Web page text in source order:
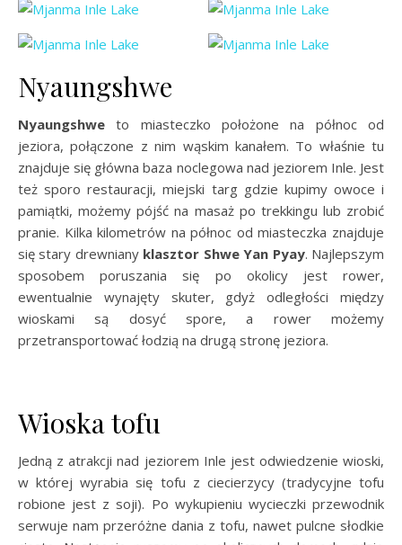
Nyaungshwe
Nyaungshweto miasteczko położone na północ od
jeziora, połączone z nim wąskim kanałem. To właśnie tu
znajduje się główna baza noclegowa nad jeziorem Inle. Jest
też sporo restauracji, miejski targ gdzie kupimy owoce i
pamiątki, możemy pójść na masaż po trekkingu lub zrobić
pranie. Kilka kilometrów na północ od miasteczka znajduje
się stary drewniany klasztor Shwe Yan Pyay. Najlepszym
sposobem poruszania się po okolicy jest rower,
ewentualnie wynajęty skuter, gdyż odległości między
wioskami są dosyć spore, a rower możemy
przetransportować łodzią na drugą stronę jeziora.
Wioska tofu
Jedną z atrakcji nad jeziorem Inle jest odwiedzenie wioski,
w której wyrabia się tofu z ciecierzycy (tradycyjne tofu
robione jest z soji). Po wykupieniu wycieczki przewodnik
serwuje nam przeróżne dania z tofu, nawet pulcne słodkie